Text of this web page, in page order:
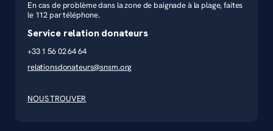
En cas de problème dans la zone de baignade à la plage, faites
le 112 par téléphone.
Service relation donateurs
+33 1 56 02 64 64
relationsdonateurs@snsm.org
NOUS TROUVER